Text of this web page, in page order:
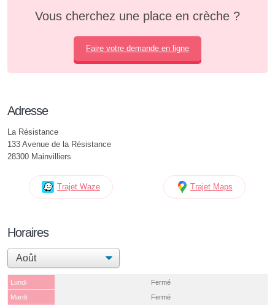
Vous cherchez une place en crèche ?
Faire votre demande en ligne
Adresse
La Résistance
133 Avenue de la Résistance
28300 Mainvilliers
Trajet Waze Trajet Maps
Horaires
Lundi
Fermé
Mardi
Fermé